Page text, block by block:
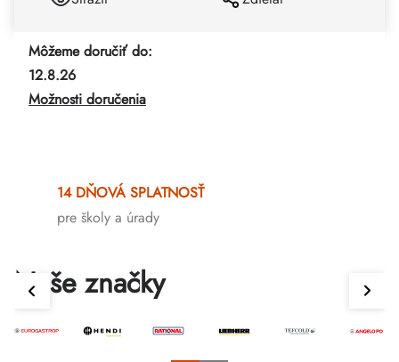
Môžeme doručiť do:
12.8.26
Možnosti doručenia
14 DŇOVÁ SPLATNOSŤ
pre školy a úrady
Naše značky